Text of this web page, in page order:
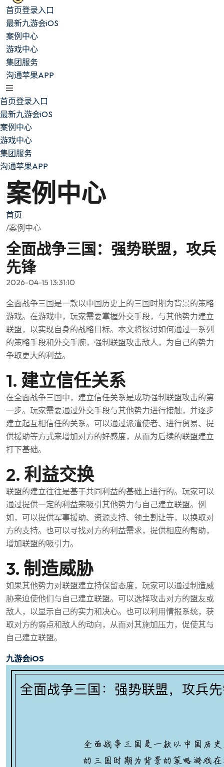
首页登录入口
最新九游会iOS
案例中心
游戏中心
集团服务
沟通苹果APP
首页登录入口
最新九游会iOS
案例中心
游戏中心
集团服务
沟通苹果APP
案例中心
首页
/案例中心
全面战争三国：强势联盟，攻兵
先锋
2026-04-15 13:31:10
全面战争三国是一款以中国历史上的三国时期为背景的策略
游戏。在游戏中，玩家需要掌握外交手段，与其他势力建立
联盟，以实现自身的战略目标。本文将探讨如何通过一系列
的策略手段和外交手腕，强制联盟攻击敌人，为自己的势力
争取更大的利益。
1. 建立信任关系
在全面战争三国中，建立信任关系是成功强制联盟攻击的第
一步。玩家需要通过外交手段与其他势力进行接触，并逐步
建立起互相信任的关系。可以通过派遣使者、进行贸易、提
供援助等方式来增加对方的好感度，从而为后续的联盟建立
打下基础。
2. 利益交换
联盟的建立往往是基于共同利益的基础上进行的。玩家可以
通过提供一定的利益来吸引其他势力与自己建立联盟。例
如，可以提供军事援助、资源支持、领土割让等，以换取对
方的支持。也可以寻找对方的利益需求，提供相应的帮助，
增加联盟的吸引力。
3. 制造威胁
如果其他势力对联盟建立持保留态度，玩家可以通过制造威
胁来迫使他们与自己建立联盟。可以选择攻击对方的盟友或
敌人，以显示自己的实力和决心。也可以利用情报系统，获
取对方的弱点和敌人的动向，从而对其施加压力，促使其与
自己建立联盟。
九游会iOS